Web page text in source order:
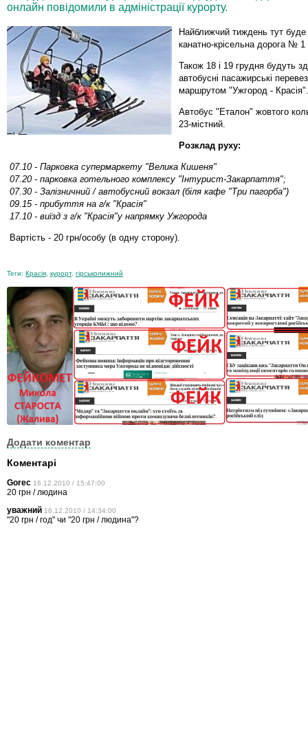
онлайн повідомили в адміністрації курорту.
Найближчий тиждень тут буде
канатно-крісельна дорога №
Також 18 і 19 грудня будуть
автобусні пасажирські
маршрутом "Ужгород - Красія".
Автобус "Еталон" жовтого
23-містний.
Розклад руху:
07.10 - Парковка супермаркету "Велика Кишеня"
07.20 - парковка готельного комплексу "Інтурист-Закарпаття";
07.30 - Залізничний / автобусний вокзал (біля кафе "Три пагорба")
09.15 - прибуття на г/к "Красія"
17.10 - виїзд з г/к "Красія"у напрямку Ужгорода
Вартість - 20 грн/особу (в одну сторону).
Теги: Красія курорт, гірськолижний
Додати коментар
Коментарі
Gorec 16.12.2010 / 15:47:00
20 грн / людина
уважний 16.12.2010 / 14:34:00
"20 грн / год" чи "20 грн / людина"?